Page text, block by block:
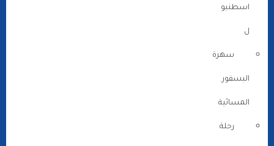
اسطنبو
ل
سهرة
البسفور
المسائية
رحلة